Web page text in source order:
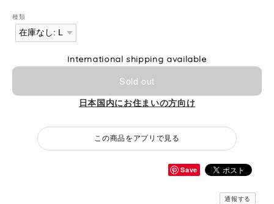
種類
International shipping available
Sold out
日本国内にお住まいの方向け
この商品をアプリで見る
Save
通報する